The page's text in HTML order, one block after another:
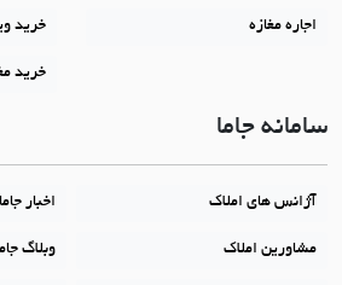
اجاره مغازه خرید
خرید
سامانه جاما
آژانس های املاک اخبار جاما
مشاورین املاک وبلاگ